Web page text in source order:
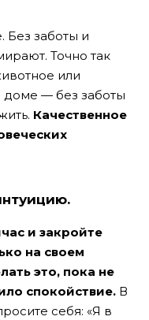
Без заботы и
Точно так
или
— без заботы
Качественное
и закройте
на своем
это, пока не
спокойствие. В
себя: «Я в